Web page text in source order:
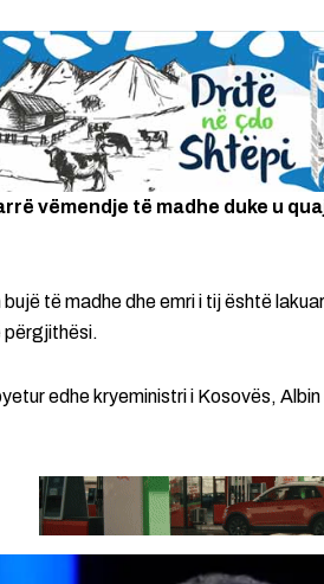
vëmendje të madhe duke u
të madhe dhe emri i tij është
përgjithësi.
edhe kryeministri i Kosovës,